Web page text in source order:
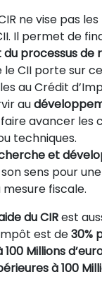
ne vise pas
Il permet de
processus de
CII porte sur
au Crédit
au
avancer les
techniques.
et
sens pour
fiscale.
du CIRest
est de30%
100 Millions
à 100